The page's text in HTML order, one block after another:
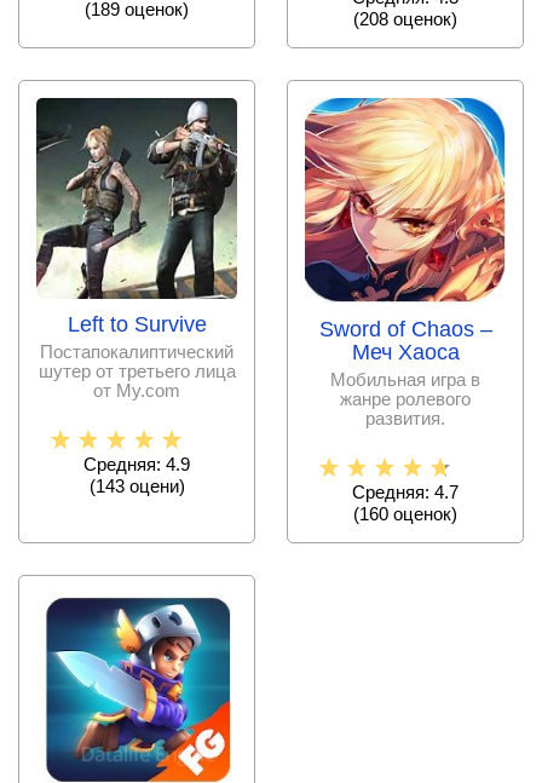
(189 оценок)
(208 оценок)
Left to Survive
Постапокалиптический
шутер от третьего лица
от My.com
Средняя: 4.9
(143оцени)
Sword of Chaos –
Меч Хаоса
Мобильная игра в
жанре ролевого
развития.
Средняя: 4.7
(160 оценок)